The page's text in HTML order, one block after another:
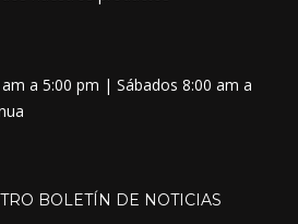
a 5:00 pm | Sábados 8:00 am a
BOLETÍN DE NOTICIAS